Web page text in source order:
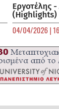
Εργοτέλης
(Highlights)
04/04/2026 |